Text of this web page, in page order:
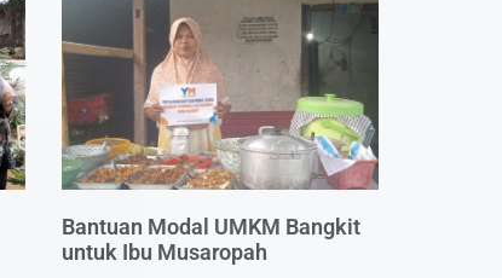
Bantuan Modal UMKM Bangkit
untuk Ibu Musaropah